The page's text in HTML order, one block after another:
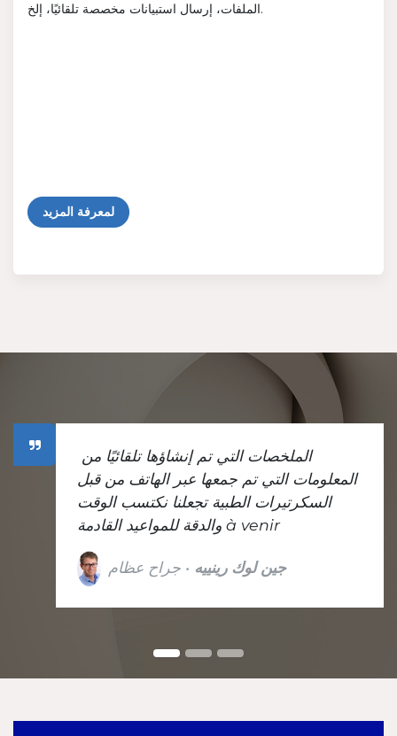
الملفات، إرسال استبيانات مخصصة تلقائيًا، إلخ.
لمعرفة المزيد
المعلومات التي تم جمعها عبر الهاتف من قبل
السكرتيرات الطبية تجعلنا نكتسب الوقت
والدقة للمواعيد القادمة à venir
جين لوك رينييه • جراح عظام